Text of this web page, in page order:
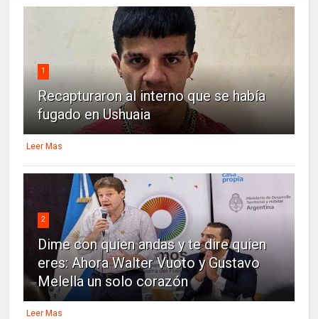
1
Recapturaron al interno que se había
fugado en Ushuaia
Leer Mas
2
Dime con quien andas y te dire quien
eres: Ahora Walter Vuoto y Gustavo
Melella un solo corazón
Leer Mas